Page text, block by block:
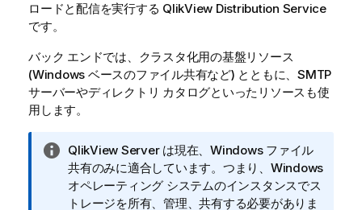
ロードと配信を実行する QlikView Distribution Service
です。
バック エンドでは、クラスタ化用の基盤リソース
(Windows ベースのファイル共有など) とともに、SMTP
サーバーやディレクトリ カタログといったリソースも使
用します。
情
報
メ
モ
QlikView Serverは現在、Windows ファイル
共有のみに適合しています。つまり、Windows
オペレーティング システムのインスタンスでス
トレージを所有、管理、共有する必要がありま